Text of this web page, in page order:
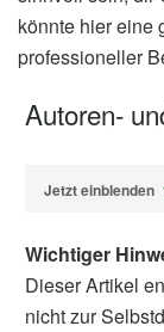
könnte hier eine
professioneller
Autoren-
Jetzt einblenden
Wichtiger
Dieser Artikel
nicht zur